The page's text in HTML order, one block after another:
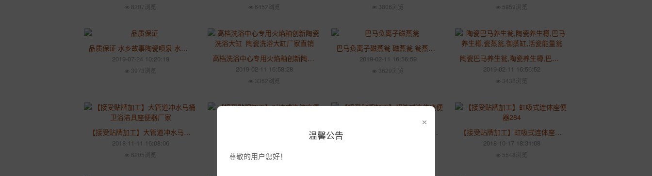
×
温馨公告
尊敬的用户您好！
8207浏览 6452浏览 3806浏览 5959浏览
品质保证 水乡故事陶瓷喷泉 水景工艺品摆件 环保礼品创意
2019-07-24 10:20:19
3973浏览
高档洗浴中心专用火焰釉创新陶瓷洗浴大缸 陶瓷洗浴大缸厂家直销
2019-02-11 16:58:28
3362浏览
巴马负离子磁蒸瓮 磁蒸瓮 瓮蒸的作用 瓮蒸养生 708排毒瓮
2019-02-11 16:56:59
3629浏览
陶瓷巴马养生瓮,陶瓷养生樽,巴马养生樽,瓷蒸瓮,御蒸缸,活瓷能量瓮
2019-02-11 16:56:52
3438浏览
【接受贴牌加工】大管道冲水马桶卫浴洁具座便器厂家
2018-11-11 16:08:06
6205浏览
【接受贴牌加工】对冲式连体座便器219
4771浏览
【接受贴牌加工】超漩式连体座便器217 【接受贴牌加工】虹吸式连体座便器284
2018-10-17 18:31:08
5548浏览